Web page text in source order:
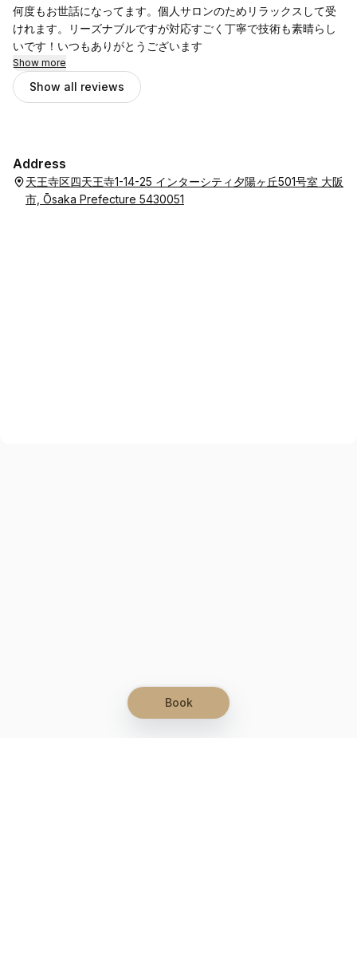
Book
何度もお世話になってます。個人サロンのためリラックスして受
けれます。リーズナブルですが対応すごく丁寧で技術も素晴らし
いです！いつもありがとうございます
Show more
Show all reviews
Address
天王寺区四天王寺1-14-25 インターシティ夕陽ヶ丘501号室 大阪
市, Ōsaka Prefecture 5430051